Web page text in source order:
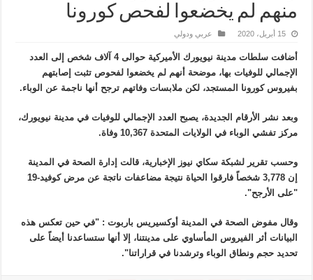
منهم لم يخضعوا لفحص كورونا
15 أبريل، 2020 عربي ودولي
أضافت سلطات مدينة نيويورك الأميركية حوالى 4 آلاف شخص إلى العدد
الإجمالي للوفيات بها، موضحة أنهم لم يخضعوا لفحوص تثبت إصابتهم
بفيروس كورونا المستجد، لكن ملابسات وفاتهم ترجح أنها ناجمة عن الوباء.
وبعد نشر الأرقام الجديدة، يصبح العدد الإجمالي للوفيات في مدينة نيويورك،
مركز تفشي الوباء في الولايات المتحدة 10,367 وفاة.
وحسب تقرير لشبكة سكاي نيوز الإخبارية، قالت إدارة الصحة في المدينة
إن 3,778 شخصاً فارقوا الحياة نتيجة مضاعفات ناتجة عن مرض كوفيد-19
"على الأرجح".
وقال مفوض الصحة في المدينة أوكسيريس باربوت : "في حين تعكس هذه
البيانات أثر الفيروس المأساوي على مدينتنا، إلا أنها ستساعدنا أيضاً على
تحديد حجم ونطاق الوباء وترشدنا في قراراتنا".